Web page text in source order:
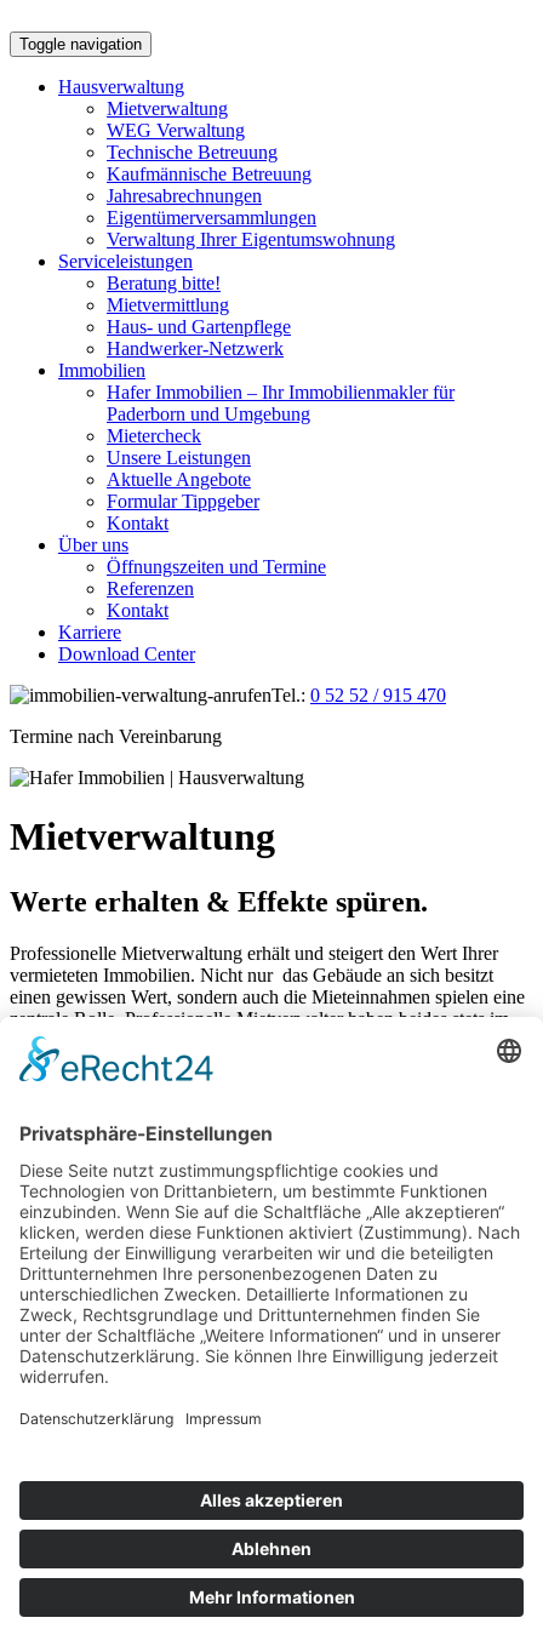
Toggle navigation
Hausverwaltung
Mietverwaltung
WEG Verwaltung
Technische Betreuung
Kaufmännische Betreuung
Jahresabrechnungen
Eigentümerversammlungen
Verwaltung Ihrer Eigentumswohnung
Serviceleistungen
Beratung bitte!
Mietvermittlung
Haus- und Gartenpflege
Handwerker-Netzwerk
Immobilien
Hafer Immobilien – Ihr Immobilienmakler für
Paderborn und Umgebung
Mietercheck
Unsere Leistungen
Aktuelle Angebote
Formular Tippgeber
Kontakt
Über uns
Öffnungszeiten und Termine
Referenzen
Kontakt
Karriere
Download Center
Tel.: 0 52 52 / 915 470
Termine nach Vereinbarung
Mietverwaltung
Werte erhalten & Effekte spüren.
Professionelle Mietverwaltung erhält und steigert den Wert Ihrer
vermieteten Immobilien. Nicht nur das Gebäude an sich besitzt
einen gewissen Wert, sondern auch die Mieteinnahmen spielen eine
zentrale Rolle. Professionelle Mietverwalter haben beides stets im
Blick. Wir vermeiden Leerstand und achten auf die Betriebskosten.
Wir sind ständig auf der Suche nach Einsparpotential bei den
laufenden Betriebskosten. Gleichzeitig sichern wir durch Wartung
Lehnen Sie sich entspannt zurück und lassen Sie Ihre Immobilie für
sich arbeiten. Wir kümmern uns als Premium-Partner um die
Mietverwaltung, gemäß unseren individuellen Vereinbarungen. In
einem gemeinsamen Gespräch stellen wir Ihnen gern unser Full-
Service Modell vor.
HAFER Immobilien GmbH
Zum Strothebach 22 | 33175 Bad Lippspringe
E-Mail:info@hafer-immobilien.de
Bei uns ist der Service
zuhause.
Impressum
Kontakt